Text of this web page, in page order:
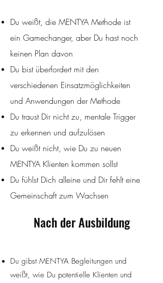
Du weißt, die MENTYA Methode ist
ein Gamechanger, aber Du hast noch
keinen Plan davon
Du bist überfordert mit den
verschiedenen Einsatzmöglichkeiten
und Anwendungen der Methode
Du traust Dir nicht zu, mentale Trigger
zu erkennen und aufzulösen
Du weißt nicht, wie Du zu neuen
MENTYA Klienten kommen sollst
Du fühlst Dich alleine und Dir fehlt eine
Gemeinschaft zum Wachsen
Nach der Ausbildung
Du gibst MENTYA Begleitungen und
weißt, wie Du potentielle Klienten und